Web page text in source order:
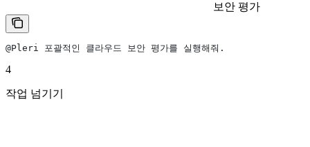
보안 평가
@Pleri 포괄적인 클라우드 보안 평가를 실행해줘.
4
작업 넘기기